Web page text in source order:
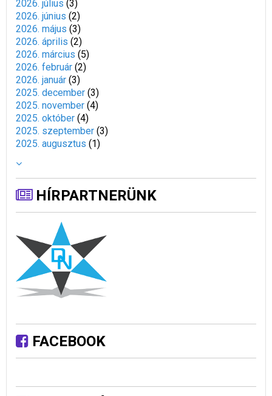
2026. július (3)
2026. június (2)
2026. május (3)
2026. április (2)
2026. március (5)
2026. február (2)
2026. január (3)
2025. december (3)
2025. november (4)
2025. október (4)
2025. szeptember (3)
2025. augusztus (1)
HÍRPARTNERÜNK
FACEBOOK